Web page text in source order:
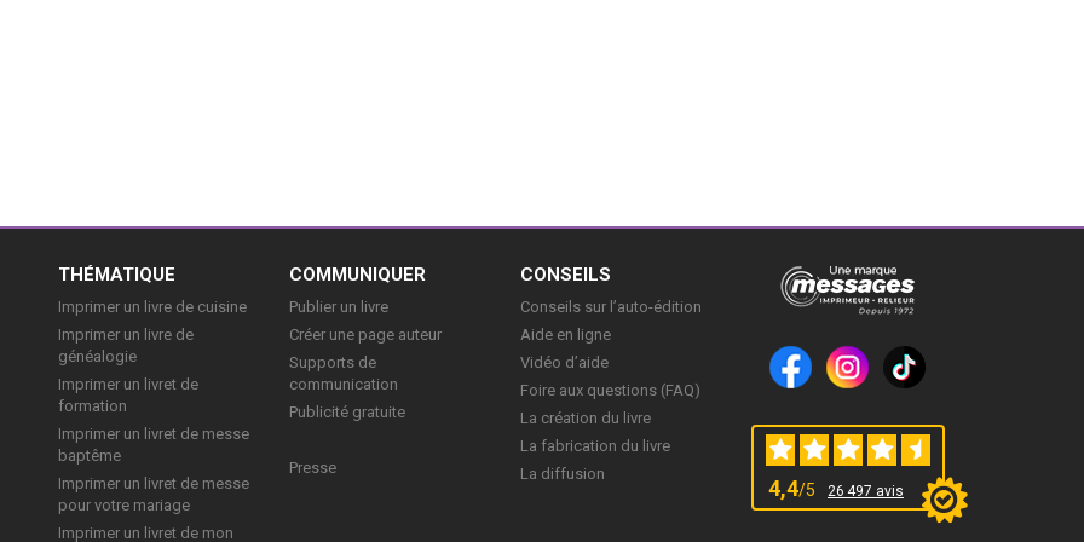
THÉMATIQUE
Imprimer un livre de cuisine
Imprimer un livre de
généalogie
Imprimer un livret de
formation
Imprimer un livret de messe
baptême
Imprimer un livret de messe
pour votre mariage
Imprimer un livret de mon
COMMUNIQUER
Publier un livre
Créer une page auteur
Supports de
communication
Publicité gratuite
Presse
CONSEILS
Conseils sur l’auto-édition
Aide en ligne
Vidéo d’aide
Foire aux questions (FAQ)
La création du livre
La fabrication du livre
La diffusion
4,4/5 26 497 avis